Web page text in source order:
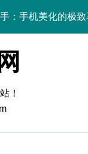
：手机美化的极致
艳登场，三星新风
上手：3招秒变个性
秘籍：个性定制，
5G潮定新玩法
！